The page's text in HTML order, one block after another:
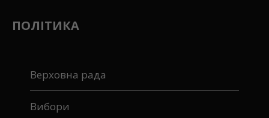
ПОЛІТИКА
Верховна рада
Вибори